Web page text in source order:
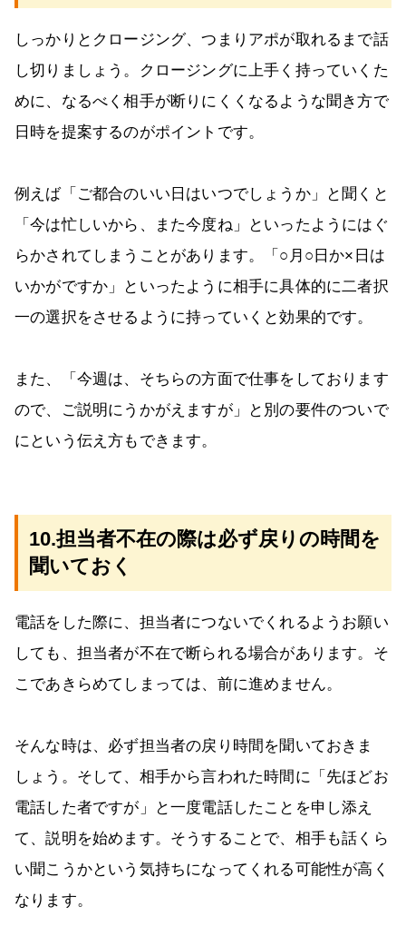
しっかりとクロージング、つまりアポが取れるまで話
し切りましょう。クロージングに上手く持っていくた
めに、なるべく相手が断りにくくなるような聞き方で
日時を提案するのがポイントです。
例えば「ご都合のいい日はいつでしょうか」と聞くと
「今は忙しいから、また今度ね」といったようにはぐ
らかされてしまうことがあります。「○月○日か×日は
いかがですか」といったように相手に具体的に二者択
一の選択をさせるように持っていくと効果的です。
また、「今週は、そちらの方面で仕事をしております
ので、ご説明にうかがえますが」と別の要件のついで
にという伝え方もできます。
10.担当者不在の際は必ず戻りの時間を
聞いておく
電話をした際に、担当者につないでくれるようお願い
しても、担当者が不在で断られる場合があります。そ
こであきらめてしまっては、前に進めません。
そんな時は、必ず担当者の戻り時間を聞いておきま
しょう。そして、相手から言われた時間に「先ほどお
電話した者ですが」と一度電話したことを申し添え
て、説明を始めます。そうすることで、相手も話くら
い聞こうかという気持ちになってくれる可能性が高く
なります。